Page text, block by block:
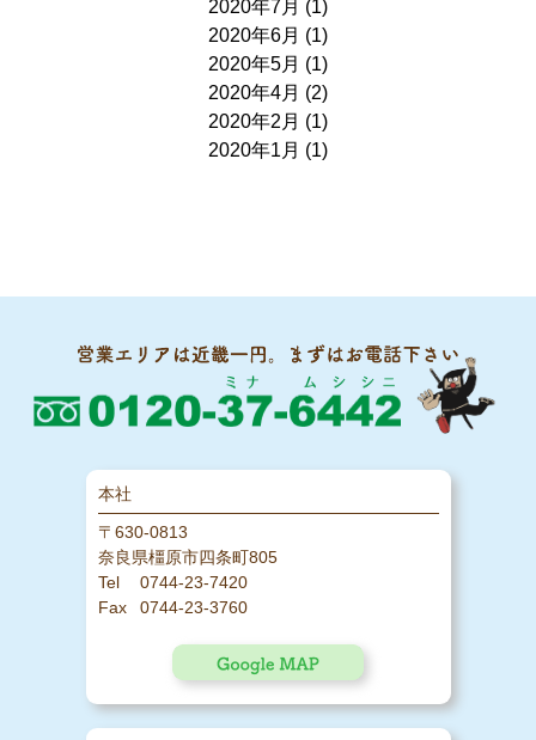
2020年7月 (1)
2020年6月 (1)
2020年5月 (1)
2020年4月 (2)
2020年2月 (1)
2020年1月 (1)
本社
〒630-0813
奈良県橿原市四条町805
0744-23-7420
0744-23-3760